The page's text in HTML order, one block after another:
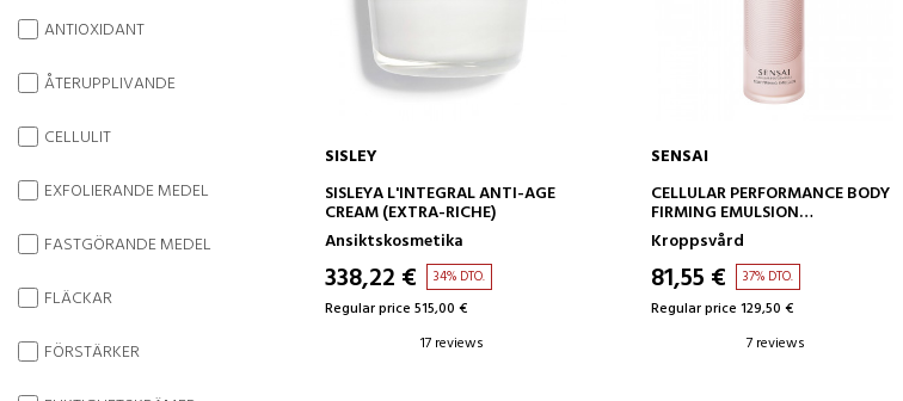
ADD TO CART
SISLEY
SISLEYA L'INTEGRAL ANTI-AGE
CREAM (EXTRA-RICHE)
Ansiktskosmetika
338,22 € 34% DTO.
Regular price 515,00 €
17 reviews
ADD TO CART
SENSAI
CELLULAR PERFORMANCE BODY
FIRMING EMULSION
UPPSTRAMANDE
KROPPSBEHANDLING
Kroppsvård
81,55 € 37% DTO.
Regular price 129,50 €
7 reviews
ANTIOXIDANT
ÅTERUPPLIVANDE
CELLULIT
EXFOLIERANDE MEDEL
FASTGÖRANDE MEDEL
FLÄCKAR
FÖRSTÄRKER